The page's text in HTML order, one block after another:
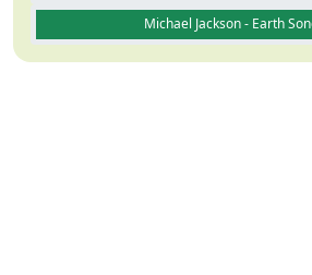
Michael Jackson - Earth